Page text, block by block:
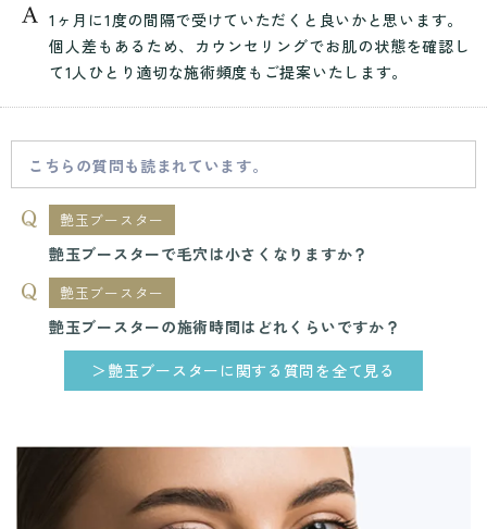
1ヶ月に1度の間隔で受けていただくと良いかと思います。
個人差もあるため、カウンセリングでお肌の状態を確認し
て1人ひとり適切な施術頻度もご提案いたします。
こちらの質問も読まれています。
艶玉ブースター
艶玉ブースターで毛穴は小さくなりますか？
艶玉ブースター
艶玉ブースターの施術時間はどれくらいですか？
＞艶玉ブースターに関する質問を全て見る